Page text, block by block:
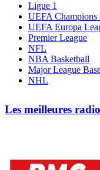
Ligue 1
UEFA Champions
UEFA Europa
Premier League
NFL
NBA Basketball
Major League
NHL
Les meilleures